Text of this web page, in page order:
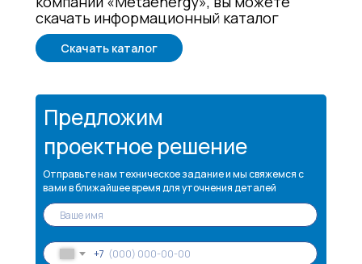
скачать информационный каталог
Скачать каталог
Отправьте нам техническое задание и мы свяжемся с
вами в ближайшее время для уточнения деталей
Предложим
проектное решение
+7